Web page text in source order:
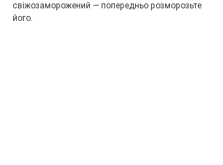
свіжозаморожений — попередньо розморозьте
його.